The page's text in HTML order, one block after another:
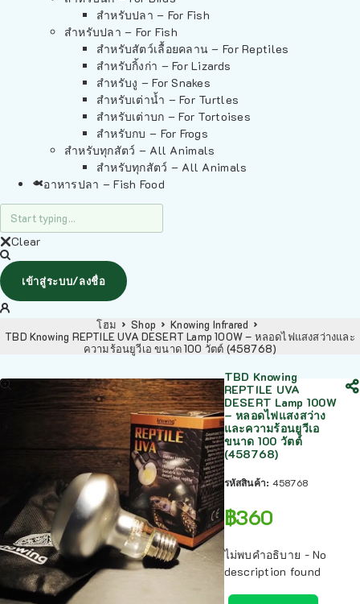
สำหรับปลา – For Fish
สำหรับปลา – For Fish
สำหรับสัตว์เลื้อยคลาน – For Reptiles
สำหรับกิ้งก่า – For Lizards
สำหรับงู – For Snakes
สำหรับเต่าน้ำ – For Turtles
สำหรับเต่าบก – For Tortoises
สำหรับกบ – For Frogs
สำหรับทุกสัตว์ – All Animals
สำหรับทุกสัตว์ – All Animals
อาหารปลา – Fish Food
Clear
เข้าสู่ระบบ/ลงชื่อ
โฮม Shop
Knowing Infrared
TBD Knowing REPTILE UVA DESERT Lamp 100W – หลอดไฟแสงสว่างและ
ความร้อนยูวีเอ ขนาด 100 วัตต์ (458768)
TBD Knowing
REPTILE UVA
DESERT Lamp 100W
– หลอดไฟแสงสว่าง
และความร้อนยูวีเอ
ขนาด 100 วัตต์
(458768)
รหัสสินค้า: 458768
฿360
ไม่พบคำอธิบาย - No
description found